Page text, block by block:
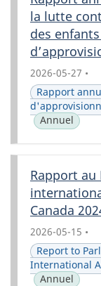
la lutte
des
2026-05-27 •
Rapport
Annuel
Rapport au
Canada
2026-05-15 •
Report to
International
Annuel